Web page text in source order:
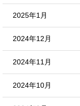
2025年1月
2024年12月
2024年11月
2024年10月